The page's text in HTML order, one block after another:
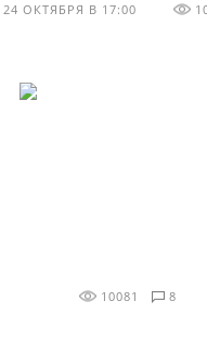
24 ОКТЯБРЯ В 17:00
10081 8